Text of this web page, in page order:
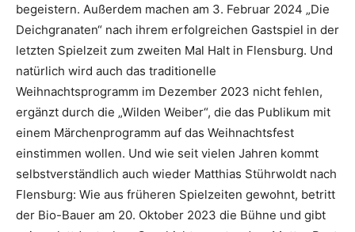
begeistern. Außerdem machen am 3. Februar 2024 „Die
Deichgranaten“ nach ihrem erfolgreichen Gastspiel in der
letzten Spielzeit zum zweiten Mal Halt in Flensburg. Und
natürlich wird auch das traditionelle
Weihnachtsprogramm im Dezember 2023 nicht fehlen,
ergänzt durch die „Wilden Weiber“, die das Publikum mit
einem Märchenprogramm auf das Weihnachtsfest
einstimmen wollen. Und wie seit vielen Jahren kommt
selbstverständlich auch wieder Matthias Stührwoldt nach
Flensburg: Wie aus früheren Spielzeiten gewohnt, betritt
der Bio-Bauer am 20. Oktober 2023 die Bühne und gibt